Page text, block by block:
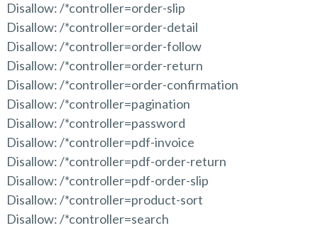
Disallow: /*controller=order-slip
Disallow: /*controller=order-detail
Disallow: /*controller=order-follow
Disallow: /*controller=order-return
Disallow: /*controller=order-confirmation
Disallow: /*controller=pagination
Disallow: /*controller=password
Disallow: /*controller=pdf-invoice
Disallow: /*controller=pdf-order-return
Disallow: /*controller=pdf-order-slip
Disallow: /*controller=product-sort
Disallow: /*controller=search